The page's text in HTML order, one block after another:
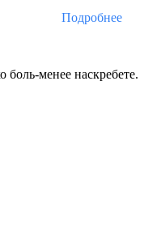
Подробнее
менее наскребете.